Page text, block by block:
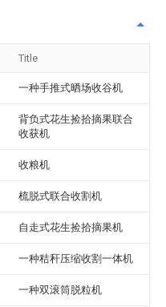
Title
一种手推式晒场收谷机
背负式花生捡拾摘果联合
收获机
收粮机
梳脱式联合收割机
自走式花生捡拾摘果机
一种秸秆压缩收割一体机
一种双滚筒脱粒机